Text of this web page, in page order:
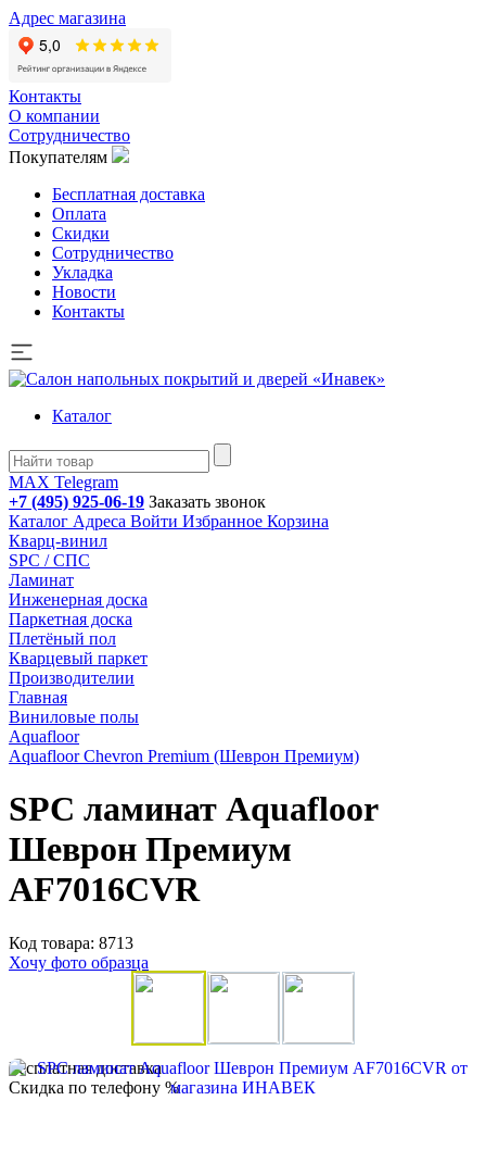
Адрес магазина
Контакты
О компании
Сотрудничество
Покупателям
Бесплатная доставка
Оплата
Скидки
Сотрудничество
Укладка
Новости
Контакты
Каталог
MAX Telegram
+7 (495) 925-06-19 Заказать звонок
Каталог Адреса Войти Избранное Корзина
Кварц-винил
SPC / СПС
Ламинат
Инженерная доска
Паркетная доска
Плетёный пол
Кварцевый паркет
Производителии
Главная
Виниловые полы
Aquafloor
Aquafloor Chevron Premium (Шеврон Премиум)
SPC ламинат Aquafloor
Шеврон Премиум
AF7016CVR
Код товара: 8713
Хочу фото образца
Бесплатная доставка
Скидка по телефону %